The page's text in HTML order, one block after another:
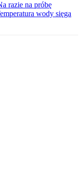
razie na próbę
wody sięga